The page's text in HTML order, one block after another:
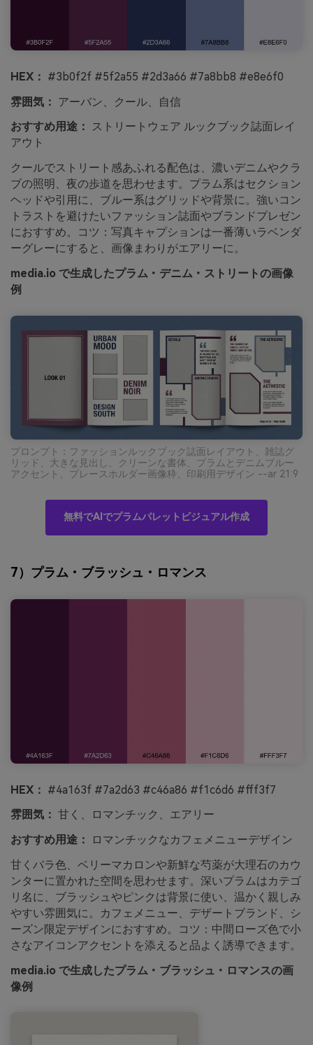
HEX： #3b0f2f #5f2a55 #2d3a66 #7a8bb8 #e8e6f0
雰囲気： アーバン、クール、自信
おすすめ用途： ストリートウェア ルックブック誌面レイ
アウト
クールでストリート感あふれる配色は、濃いデニムやクラ
ブの照明、夜の歩道を思わせます。プラム系はセクション
ヘッドや引用に、ブルー系はグリッドや背景に。強いコン
トラストを避けたいファッション誌面やブランドプレゼン
におすすめ。コツ：写真キャプションは一番薄いラベンダ
ーグレーにすると、画像まわりがエアリーに。
media.io で生成したプラム・デニム・ストリートの画像
例
プロンプト：ファッションルックブック誌面レイアウト、雑誌グ
リッド、大きな見出し、クリーンな書体、プラムとデニムブルー
アクセント、プレースホルダー画像枠、印刷用デザイン --ar 21:9
無料でAIでプラムパレットビジュアル作成
7）プラム・ブラッシュ・ロマンス
HEX： #4a163f #7a2d63 #c46a86 #f1c6d6 #fff3f7
雰囲気： 甘く、ロマンチック、エアリー
おすすめ用途：
ロマンチックなカフェメニューデザイン
甘くバラ色、ベリーマカロンや新鮮な芍薬が大理石のカウ
ンターに置かれた空間を思わせます。深いプラムはカテゴ
リ名に、ブラッシュやピンクは背景に使い、温かく親しみ
やすい雰囲気に。カフェメニュー、デザートブランド、シ
ーズン限定デザインにおすすめ。コツ：中間ローズ色で小
さなアイコンアクセントを添えると品よく誘導できます。
media.io で生成したプラム・ブラッシュ・ロマンスの画
像例